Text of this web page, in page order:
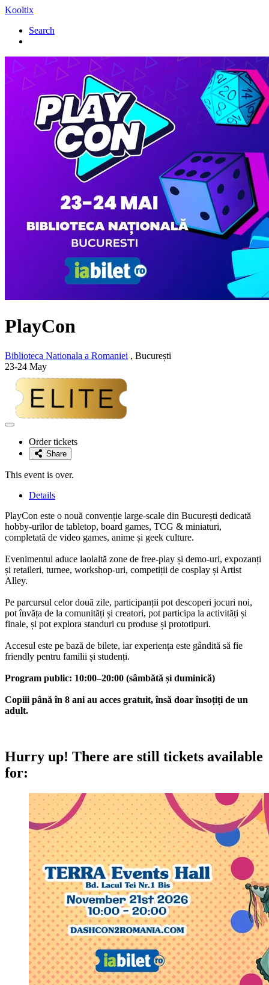
Kooltix
Search
PlayCon
Biblioteca Nationala a Romaniei , București
23-24 May
Adaugă
favoriteOrder tickets
Share
This event is over.
Details
PlayCon este o nouă convenție large-scale din București dedicată
hobby-urilor de tabletop, board games, TCG & miniaturi,
completată de video games, anime și geek culture.
Evenimentul aduce laolaltă zone de free-play și demo-uri, expozanți
și retaileri, turnee, workshop-uri, competiții de cosplay și Artist
Alley.
Pe parcursul celor două zile, participanții pot descoperi jocuri noi,
pot învăța de la comunități și creatori, pot participa la activități și
finale, și pot explora standuri cu produse și prototipuri.
Accesul este pe bază de bilete, iar experiența este gândită să fie
friendly pentru familii și studenți.
Program public: 10:00–20:00 (sâmbătă și duminică)
Copiii până în 8 ani au acces gratuit, însă doar însoțiți de un
adult.
Hurry up! There are still tickets available
for: